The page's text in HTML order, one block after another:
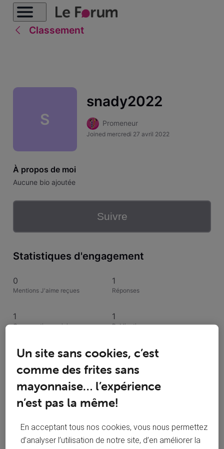
Classement
S
snady2022
Promeneur
Joined mercredi 27 avril 2022
À propos de moi
Aucune bio ajoutée
Suivre
Statistiques d'engagement
0
Mentions J'aime reçues
1
Réponses
1
Conversations suivies
1
Publications
0
Activités de snady2022
Toutesles activités
Selected
Un site sans cookies, c’est
comme des frites sans
mayonnaise… l’expérience
n’est pas la même!
En acceptant tous nos cookies, vous nous permettez
d’analyser l’utilisation de notre site, d’en améliorer la